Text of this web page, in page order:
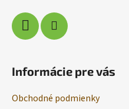
Informácie pre vás
Obchodné podmienky